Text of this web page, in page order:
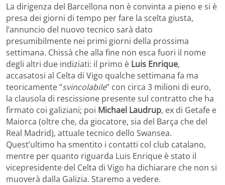
La dirigenza del Barcellona non è convinta a pieno e si è
presa dei giorni di tempo per fare la scelta giusta,
l’annuncio del nuovo tecnico sarà dato
presumibilmente nei primi giorni della prossima
settimana. Chissà che alla fine non esca fuori il nome
degli altri due indiziati: il primo è Luis Enrique,
accasatosi al Celta di Vigo qualche settimana fa ma
teoricamente “svincolabile” con circa 3 milioni di euro,
la clausola di rescissione presente sul contratto che ha
firmato coi galiziani; poi Michael Laudrup, ex di Getafe e
Maiorca (oltre che, da giocatore, sia del Barça che del
Real Madrid), attuale tecnico dello Swansea.
Quest’ultimo ha smentito i contatti col club catalano,
mentre per quanto riguarda Luis Enrique è stato il
vicepresidente del Celta di Vigo ha dichiarare che non si
muoverà dalla Galizia. Staremo a vedere.